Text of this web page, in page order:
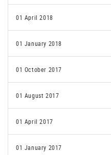
01 April 2018
01 January 2018
01 October 2017
01 August 2017
01 April 2017
01 January 2017